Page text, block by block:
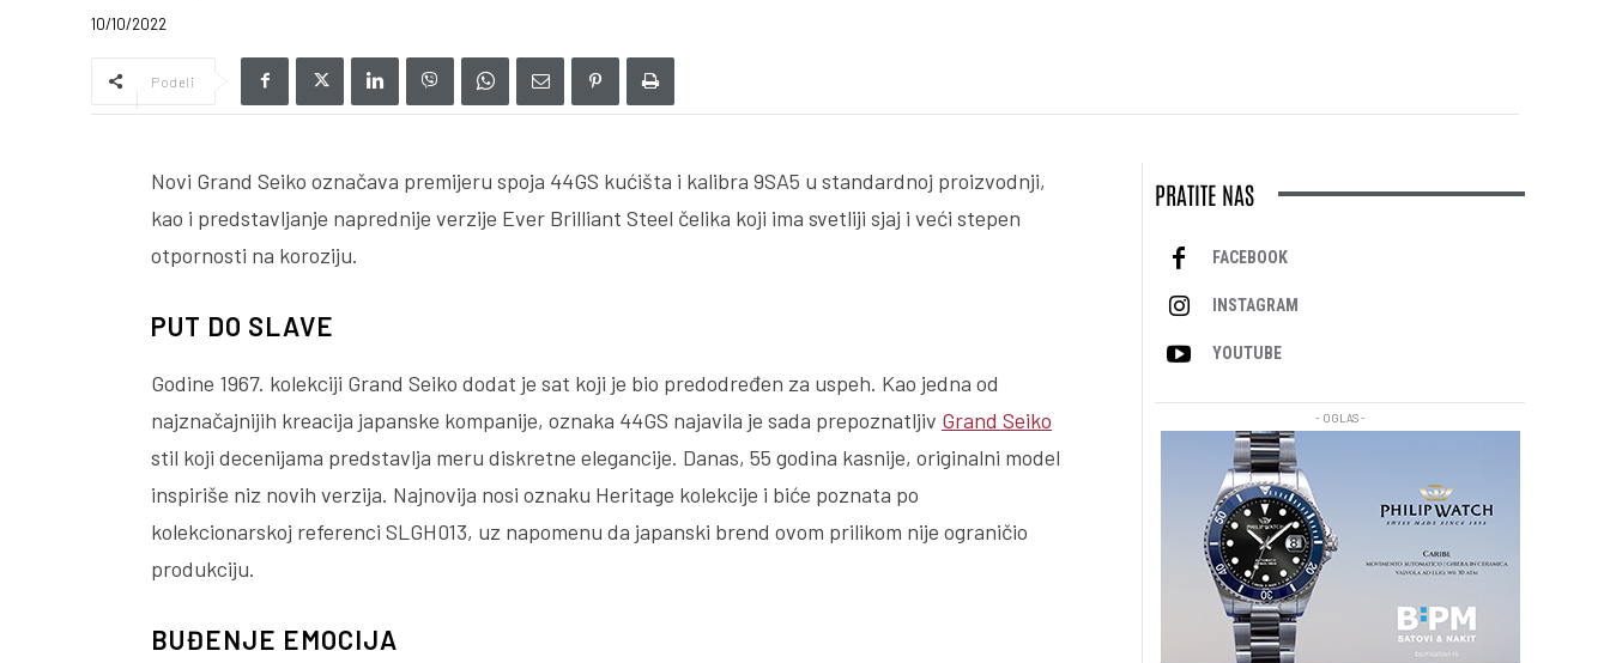
10/10/2022
Podeli
Novi Grand Seiko označava premijeru spoja 44GS kućišta i kalibra 9SA5 u standardnoj proizvodnji,
kao i predstavljanje naprednije verzije Ever Brilliant Steel čelika koji ima svetliji sjaj i veći stepen
otpornosti na koroziju.
PUT DO SLAVE
Godine 1967. kolekciji Grand Seiko dodat je sat koji je bio predodređen za uspeh. Kao jedna od
najznačajnijih kreacija japanske kompanije, oznaka 44GS najavila je sada prepoznatljiv Grand Seiko
stil koji decenijama predstavlja meru diskretne elegancije. Danas, 55 godina kasnije, originalni model
inspiriše niz novih verzija. Najnovija nosi oznaku Heritage kolekcije i biće poznata po
kolekcionarskoj referenci SLGH013, uz napomenu da japanski brend ovom prilikom nije ograničio
produkciju.
BUĐENJE EMOCIJA
PRATITE NAS
FACEBOOK
INSTAGRAM
YOUTUBE
- OGLAS -